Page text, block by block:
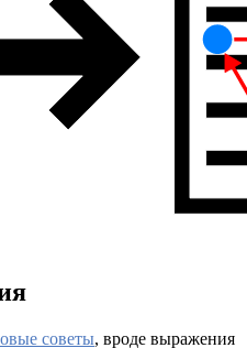
советы, вроде выражения